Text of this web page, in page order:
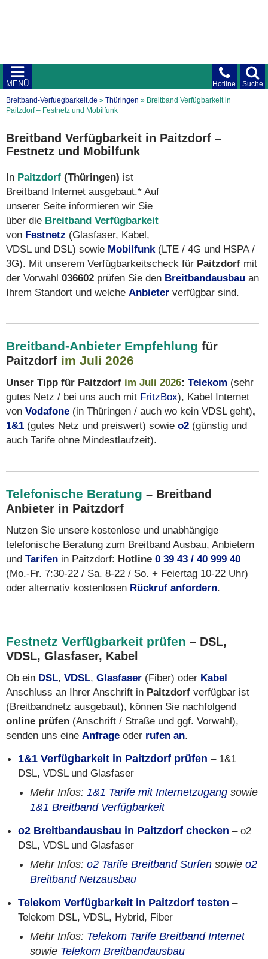
Suche
Hotline
MENÜ
Breitband-Verfuegbarkeit.de » Thüringen » Breitband Verfügbarkeit in
Paitzdorf – Festnetz und Mobilfunk
Breitband Verfügbarkeit in Paitzdorf –
Festnetz und Mobilfunk
In Paitzdorf (Thüringen) ist
Breitband Internet ausgebaut.* Auf
unserer Seite informieren wir Sie
über die Breitband Verfügbarkeit
von Festnetz (Glasfaser, Kabel,
VDSL und DSL) sowie Mobilfunk(LTE / 4G und HSPA /
3G). Mit unserem Verfügbarkeitscheck für Paitzdorf mit
der Vorwahl 036602 prüfen Sie den Breitbandausbau an
Ihrem Standort und welche Anbieter verfügbar sind.
Breitband-Anbieter Empfehlung für
Paitzdorf im Juli 2026
Unser Tipp für Paitzdorf im Juli 2026: Telekom (sehr
gutes Netz / bei uns auch mit FritzBox), Kabel Internet
von Vodafone (in Thüringen / auch wo kein VDSL geht),
1&1 (gutes Netz und preiswert) sowie o2 (günstig und
auch Tarife ohne Mindestlaufzeit).
Telefonische Beratung – Breitband
Anbieter in Paitzdorf
Nutzen Sie unsere kostenlose und unabhängige
telefonische Beratung zum Breitband Ausbau, Anbietern
und Tarifen in Paitzdorf: Hotline 0 39 43 / 40 999 40
(Mo.-Fr. 7:30-22 / Sa. 8-22 / So. + Feiertag 10-22 Uhr)
oder alternativ kostenlosen Rückruf anfordern.
Festnetz Verfügbarkeit prüfen – DSL,
VDSL, Glasfaser, Kabel
Ob ein DSL, VDSL, Glasfaser (Fiber) oder Kabel
Anschluss an Ihrer Anschrift in Paitzdorf verfügbar ist
(Breitbandnetz ausgebaut), können Sie nachfolgend
online prüfen (Anschrift / Straße und ggf. Vorwahl),
senden uns eine Anfrage oder rufen an.
1&1 Verfügbarkeit in Paitzdorf prüfen – 1&1
DSL, VDSL und Glasfaser
Mehr Infos: 1&1 Tarife mit Internetzugang sowie
1&1 Breitband Verfügbarkeit
o2 Breitbandausbau in Paitzdorf checken – o2
DSL, VDSL und Glasfaser
Mehr Infos: o2 Tarife Breitband Surfen sowie o2
Breitband Netzausbau
Telekom Verfügbarkeit in Paitzdorf testen –
Telekom DSL, VDSL, Hybrid, Fiber
Mehr Infos: Telekom Tarife Breitband Internet
sowie Telekom Breitbandausbau